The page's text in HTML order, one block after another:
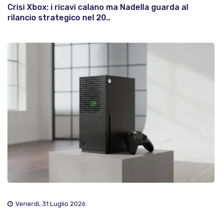
Crisi Xbox: i ricavi calano ma Nadella guarda al
rilancio strategico nel 20..
Venerdì, 31 Luglio 2026